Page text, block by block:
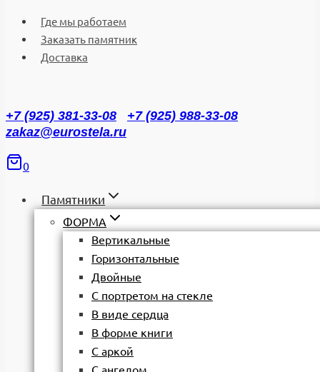
Где мы работаем
Заказать памятник
Доставка
+7 (925) 381-33-08
+7 (925) 988-33-08
zakaz@eurostela.ru
0
Памятники
ФОРМА
Вертикальные
Горизонтальные
Двойные
С портретом на стекле
В виде сердца
В форме книги
С аркой